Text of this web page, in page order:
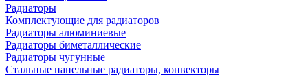
Радиаторы
Комплектующие для радиаторов
Радиаторы алюминиевые
Радиаторы биметаллические
Радиаторы чугунные
Стальные панельные радиаторы, конвекторы